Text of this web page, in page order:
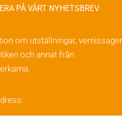
PÅ VÅRT NYHETSBREV
om utställningar,
och annat från